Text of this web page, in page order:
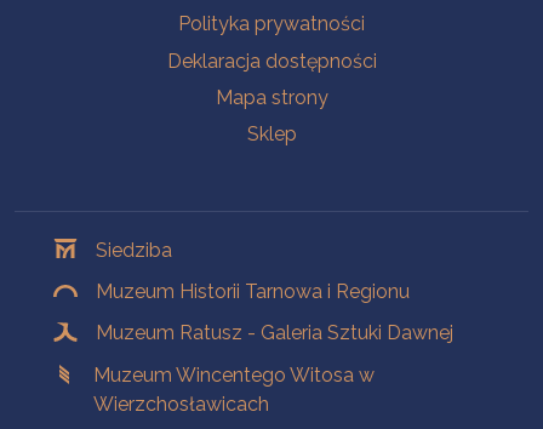
Polityka prywatności
Deklaracja dostępności
Mapa strony
Sklep
Siedziba
Muzeum Historii Tarnowa i Regionu
Muzeum Ratusz - Galeria Sztuki Dawnej
Muzeum Wincentego Witosa w
Wierzchosławicach